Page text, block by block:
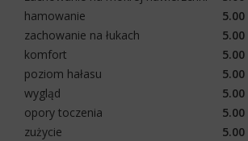
hamowanie
5.00
zachowanie na łukach
5.00
komfort
5.00
poziom hałasu
5.00
wygląd
5.00
opory toczenia
5.00
zużycie
5.00